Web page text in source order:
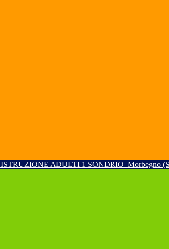
ISTRUZIONE ADULTI 1 SONDRIO Morbegno